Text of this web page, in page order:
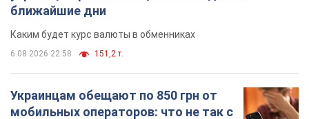
Самый дорогой футболист
"Динамо" забил "Карабаху" уже на
6.08.2026 20:48